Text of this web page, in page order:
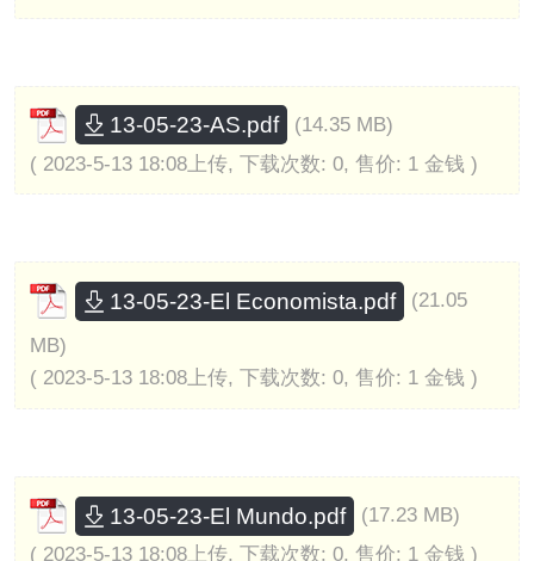
13-05-23-AS.pdf
(14.35 MB)
( 2023-5-13 18:08上传, 下载次数: 0, 售价: 1 金钱 )
13-05-23-El Economista.pdf
(21.05
MB)
( 2023-5-13 18:08上传, 下载次数: 0, 售价: 1 金钱 )
13-05-23-El Mundo.pdf
(17.23 MB)
( 2023-5-13 18:08上传, 下载次数: 0, 售价: 1 金钱 )